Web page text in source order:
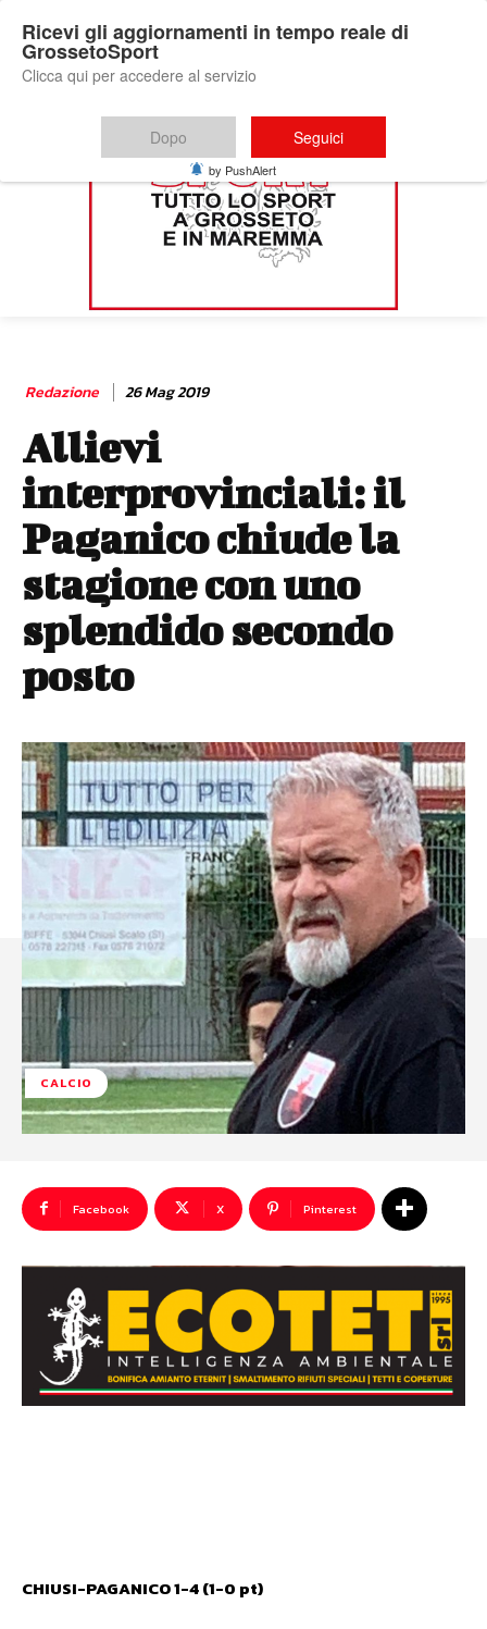
Redazione 26 Mag 2019
Allievi
interprovinciali: il
Paganico chiude la
stagione con uno
splendido secondo
posto
CALCIO
Facebook X Pinterest
CHIUSI-PAGANICO 1-4 (1-0 pt)
Ricevi gli aggiornamenti in tempo reale di
GrossetoSport
Clicca qui per accedere al servizio
Dopo Seguici
by PushAlert